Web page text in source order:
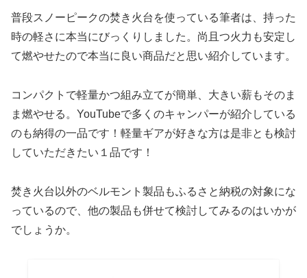
普段スノーピークの焚き火台を使っている筆者は、持った
時の軽さに本当にびっくりしました。尚且つ火力も安定し
て燃やせたので本当に良い商品だと思い紹介しています。
コンパクトで軽量かつ組み立てが簡単、大きい薪もそのま
ま燃やせる。YouTubeで多くのキャンパーが紹介している
のも納得の一品です！軽量ギアが好きな方は是非とも検討
していただきたい１品です！
焚き火台以外のベルモント製品もふるさと納税の対象にな
っているので、他の製品も併せて検討してみるのはいかが
でしょうか。